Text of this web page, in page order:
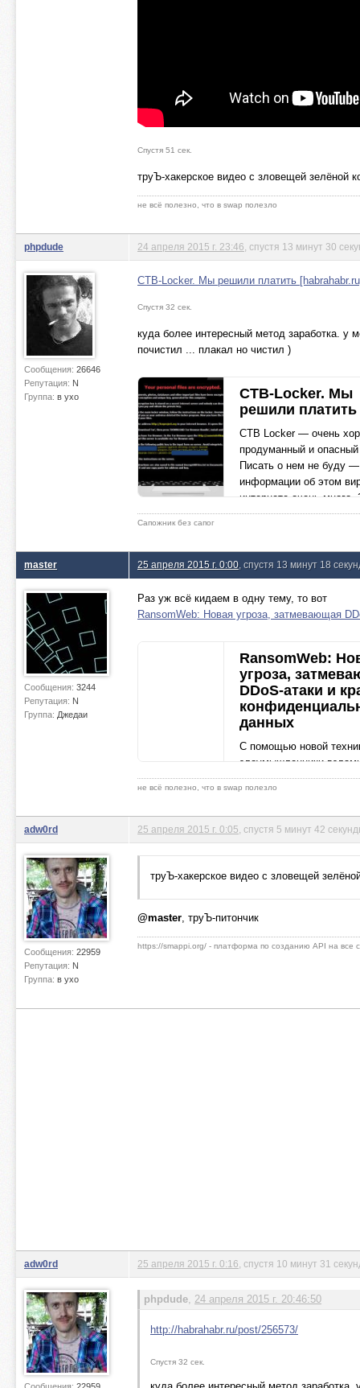
Спустя 51 сек.
труЪ-хакерское видео с зловещей зелёной
не всё полезно, что в swap полезло
phpdude
Сообщения: 26646
Репутация: N
Группа: в ухо
24 апреля 2015 г. 23:46 , спустя 13 минут 30
CTB-Locker. Мы решили платить
Спустя 32 сек.
куда более интересный метод заработка. у
почистил ... плакал но чистил )
CTB-Locker. Мы
решили платить
CTB Locker — очень
продуманный и
Писать о нем не буду —
информации об этом
интернете очень много.
последние 3 месяц
Сапожник без сапог
master
Сообщения: 3244
Репутация: N
Группа: Джедаи
25 апреля 2015 г. 0:00 , спустя 13 минут 18
Раз уж всё кидаем в одну тему, то вот
RansomWeb: Новая угроза, затмевающая
RansomWeb:
угроза,
DDoS-атаки и
данных
С помощью новой
злоумышленники
web-сайты, шифруют
securitylab.ru
не всё полезно, что в swap полезло
adw0rd
Сообщения: 22959
Репутация: N
Группа: в ухо
25 апреля 2015 г. 0:05 , спустя 5 минут 42
труЪ-хакерское видео с зловещей
@master, труЪ-питончик
https://smappi.org/ - платформа по созданию API на все
adw0rd 25 апреля 2015 г. 0:16 , спустя 10 минут 31
phpdude, 24 апреля 2015 г. 20:46:50
http://habrahabr.ru/post/256573/
Спустя 32 сек.